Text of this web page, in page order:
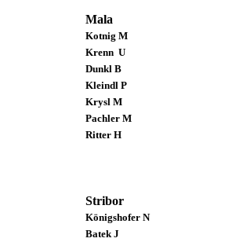
Mala
Kotnig M
Krenn U
Dunkl B
Kleindl P
Krysl M
Pachler M
Ritter H
Stribor
Königshofer N
Batek J